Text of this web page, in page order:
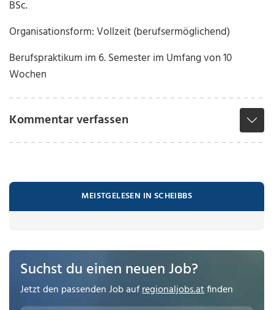
BSc.
Organisationsform: Vollzeit (berufsermöglichend)
Berufspraktikum im 6. Semester im Umfang von 10
Wochen
Kommentar verfassen
MEISTGELESEN IN SCHEIBBS
Suchst du einen neuen Job?
Jetzt den passenden Job aufregionaljobs.atfinden